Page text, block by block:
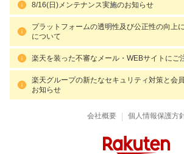
8/16(日)メンテナンス実施のお知らせ
プラットフォームの透明性及び公正性の向上
について
楽天を装った不審なメール・WEBサイトにご
楽天グループの新たなセキュリティ対策と会
お知らせ
会社概要 | 個人情報保護方